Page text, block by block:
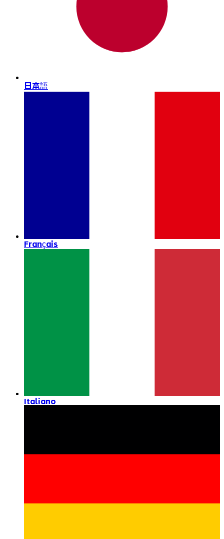
日本語
Français
Italiano